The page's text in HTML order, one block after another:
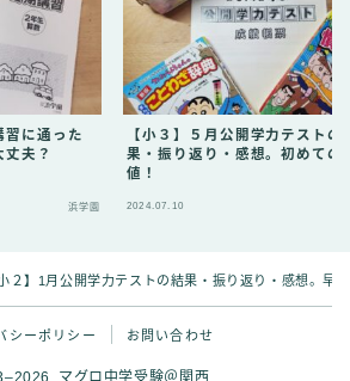
習に通った
夫？
浜学園
【小３】５月公開学力テストの
果・振り返り・感想。初めての
値！
2024.07.10
小２】1月公開学力テストの結果・振り返り・感想。早
シーポリシー お問い合わせ
マグロ中学受験＠関西